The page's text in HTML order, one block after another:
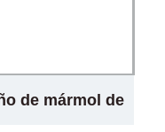
de mármol de